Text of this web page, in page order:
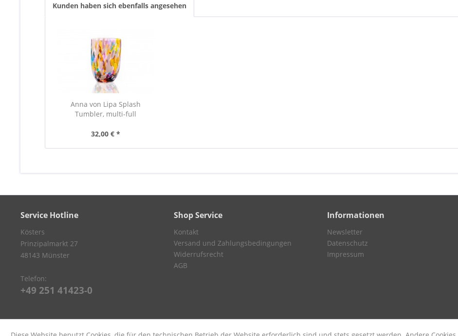
Kunden haben sich ebenfalls angesehen
Anna von Lipa Splash
Tumbler, multi-full
32,00 € *
Service Hotline
Kösters
Prinzipalmarkt 27
48143 Münster
Telefon:
+49 251 41423-0
Shop Service
Kontakt
Versand und Zahlungsbedingungen
Widerrufsrecht
AGB
Informationen
Newsletter
Datenschutz
Impressum